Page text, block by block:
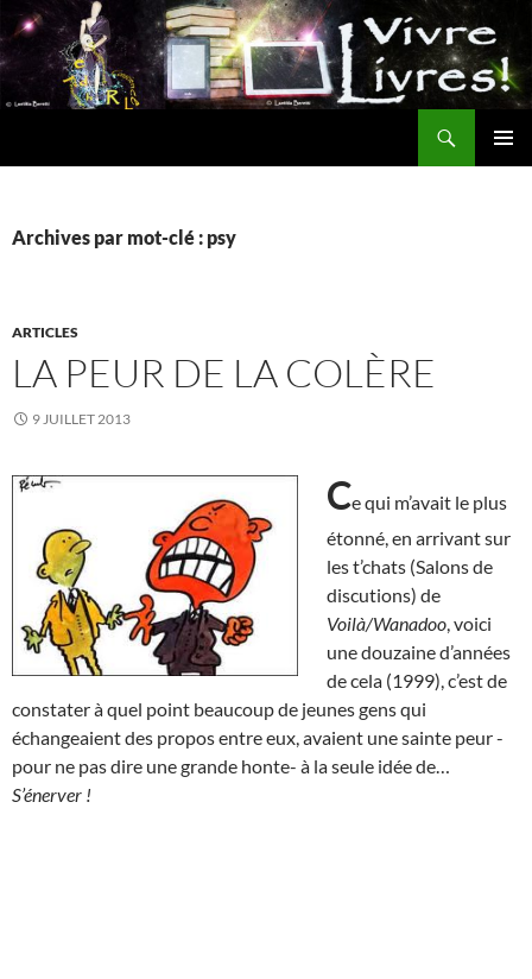
Aller
au
contenu
Archives par mot-clé : psy
ARTICLES
LA PEUR DE LA COLÈRE
9 JUILLET 2013
Ce qui m’avait le plus
étonné, en arrivant sur
les t’chats (Salons de
discutions) de
Voilà/Wanadoo , voici
une douzaine d’années
de cela (1999), c’est de
constater à quel point beaucoup de jeunes gens qui
échangeaient des propos entre eux, avaient une sainte peur -
pour ne pas dire une grande honte- à la seule idée de…
S’énerver !